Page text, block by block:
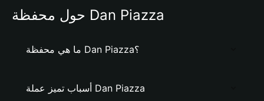
حول محفظة Dan Piazza
ما هي محفظة Dan Piazza؟
أسباب تميز عملة Dan Piazza